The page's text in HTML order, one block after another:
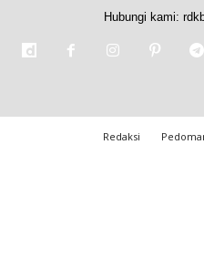
Hubungi kami:
Redaksi